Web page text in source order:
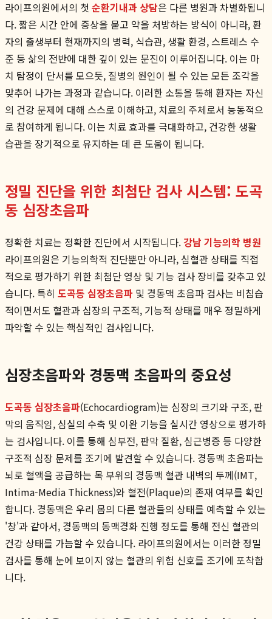
라이프의원에서의 첫 순환기내과 상담은 다른 병원과 차별화됩니
다. 짧은 시간 안에 증상을 묻고 약을 처방하는 방식이 아니라, 환
자의 출생부터 현재까지의 병력, 식습관, 생활 환경, 스트레스 수
준 등 삶의 전반에 대한 깊이 있는 문진이 이루어집니다. 이는 마
치 탐정이 단서를 모으듯, 질병의 원인이 될 수 있는 모든 조각을
맞추어 나가는 과정과 같습니다. 이러한 소통을 통해 환자는 자신
의 건강 문제에 대해 스스로 이해하고, 치료의 주체로서 능동적으
로 참여하게 됩니다. 이는 치료 효과를 극대화하고, 건강한 생활
습관을 장기적으로 유지하는 데 큰 도움이 됩니다.
정밀 진단을 위한 최첨단 검사 시스템: 도곡
동 심장초음파
정확한 치료는 정확한 진단에서 시작됩니다.강남 기능의학 병원
라이프의원은 기능의학적 진단뿐만 아니라, 심혈관 상태를 직접
적으로 평가하기 위한 최첨단 영상 및 기능 검사 장비를 갖추고 있
습니다. 특히 도곡동 심장초음파 및 경동맥 초음파 검사는 비침습
적이면서도 혈관과 심장의 구조적, 기능적 상태를 매우 정밀하게
파악할 수 있는 핵심적인 검사입니다.
심장초음파와 경동맥 초음파의 중요성
도곡동 심장초음파(Echocardiogram)는 심장의 크기와 구조, 판
막의 움직임, 심실의 수축 및 이완 기능을 실시간 영상으로 평가하
는 검사입니다. 이를 통해 심부전, 판막 질환, 심근병증 등 다양한
구조적 심장 문제를 조기에 발견할 수 있습니다. 경동맥 초음파는
뇌로 혈액을 공급하는 목 부위의 경동맥 혈관 내벽의 두께(IMT,
Intima-Media Thickness)와 혈전(Plaque)의 존재 여부를 확인
합니다. 경동맥은 우리 몸의 다른 혈관들의 상태를 예측할 수 있는
'창'과 같아서, 경동맥의 동맥경화 진행 정도를 통해 전신 혈관의
건강 상태를 가늠할 수 있습니다. 라이프의원에서는 이러한 정밀
검사를 통해 눈에 보이지 않는 혈관의 위험 신호를 조기에 포착합
니다.